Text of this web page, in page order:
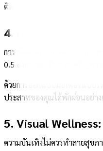
ติดตั้งเครื่องซักผ้าไว้ในตู้บิลท์
4. การนอนหลับที่มี
การพักผ่อนที่ดีที่สุดคือการนอน
0.5 องศาเซลเซียส หมดปัญหา
ด้วยการออกแบบมอเตอร์แบบไ
ประสาทของคุณได้พักผ่อนอย่า
5. Visual
ความบันเทิงไม่ควรทำลายสุขภ